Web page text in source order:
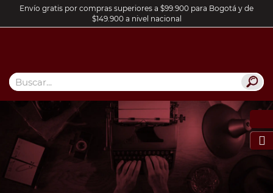
Envío gratis por compras superiores a $99.900 para Bogotá y de
$149.900 a nivel nacional
